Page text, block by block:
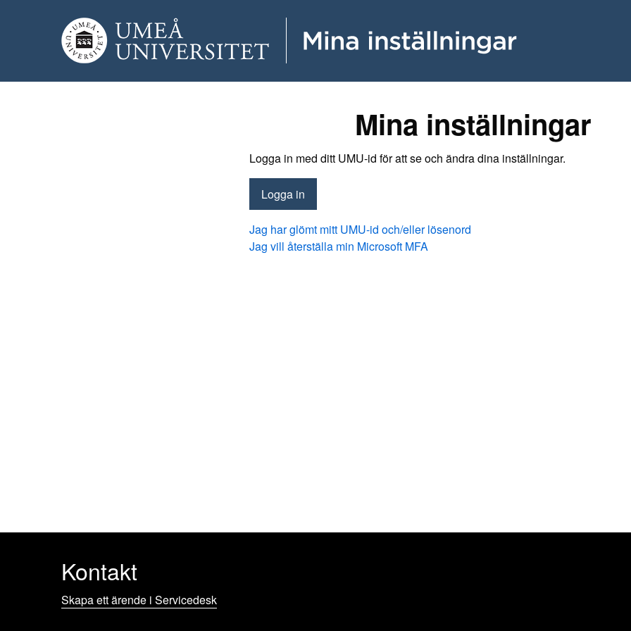
Mina inställningar
Logga in med ditt UMU-id för att se och ändra dina inställningar.
Logga in
Jag har glömt mitt UMU-id och/eller lösenord
Jag vill återställa min Microsoft MFA
Kontakt
Skapa ett ärende i Servicedesk